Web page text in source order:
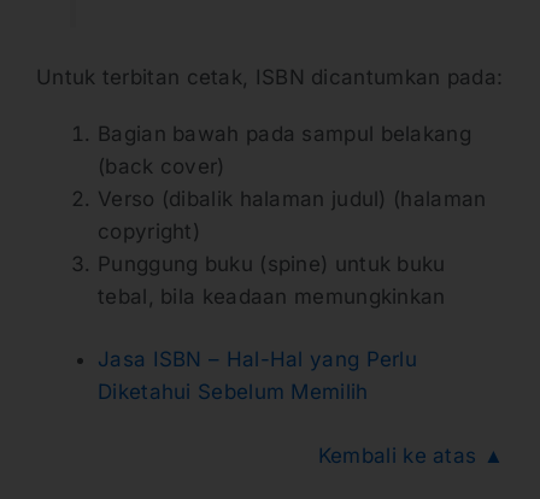
Untuk terbitan cetak, ISBN dicantumkan pada:
Bagian bawah pada sampul belakang
(back cover)
Verso (dibalik halaman judul) (halaman
copyright)
Punggung buku (spine) untuk buku
tebal, bila keadaan memungkinkan
Jasa ISBN – Hal-Hal yang Perlu
Diketahui Sebelum Memilih
Kembali ke atas ▲